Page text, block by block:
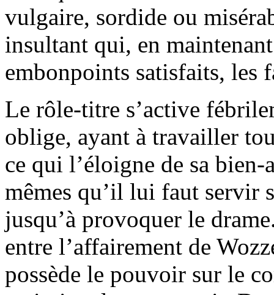
vulgaire, sordide ou
insultant qui, en
embonpoints satisfaits, les
Le rôle-titre s’active
oblige, ayant à travailler
ce qui l’éloigne de sa
mêmes qu’il lui faut servir
jusqu’à provoquer le
entre l’affairement de
possède le pouvoir sur le